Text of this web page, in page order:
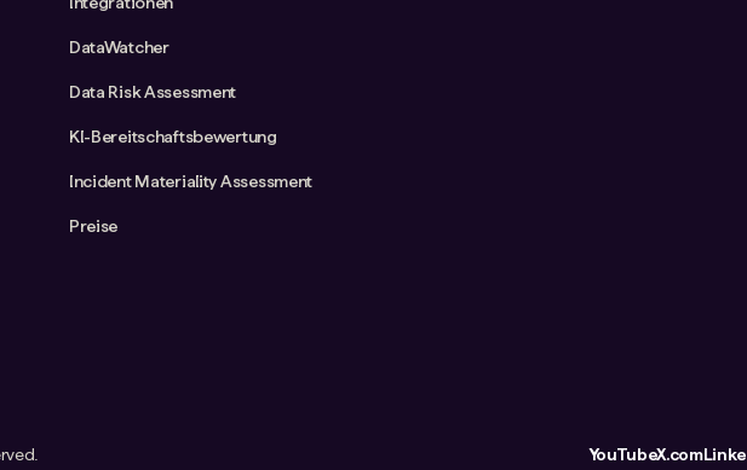
DataWatcher
Data Risk Assessment
KI-Bereitschaftsbewertung
Incident Materiality Assessment
Preise
YouTubeX.com